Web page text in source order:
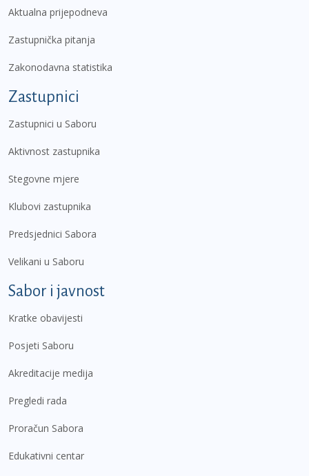
Aktualna prijepodneva
Zastupnička pitanja
Zakonodavna statistika
Zastupnici
Zastupnici u Saboru
Aktivnost zastupnika
Stegovne mjere
Klubovi zastupnika
Predsjednici Sabora
Velikani u Saboru
Sabor i javnost
Kratke obavijesti
Posjeti Saboru
Akreditacije medija
Pregledi rada
Proračun Sabora
Edukativni centar